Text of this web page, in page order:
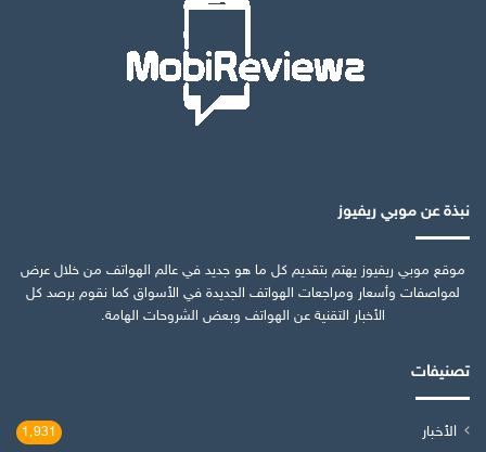
نبذة عن موبي ريفيوز
موقع موبي ريفيوز يهتم بتقديم كل ما هو جديد في عالم الهواتف من خلال عرض
لمواصفات وأسعار ومراجعات الهواتف الجديدة في الأسواق كما نقوم برصد كل
الأخبار التقنية عن الهواتف وبعض الشروحات الهامة.
تصنيفات
الأخبار 1٬931